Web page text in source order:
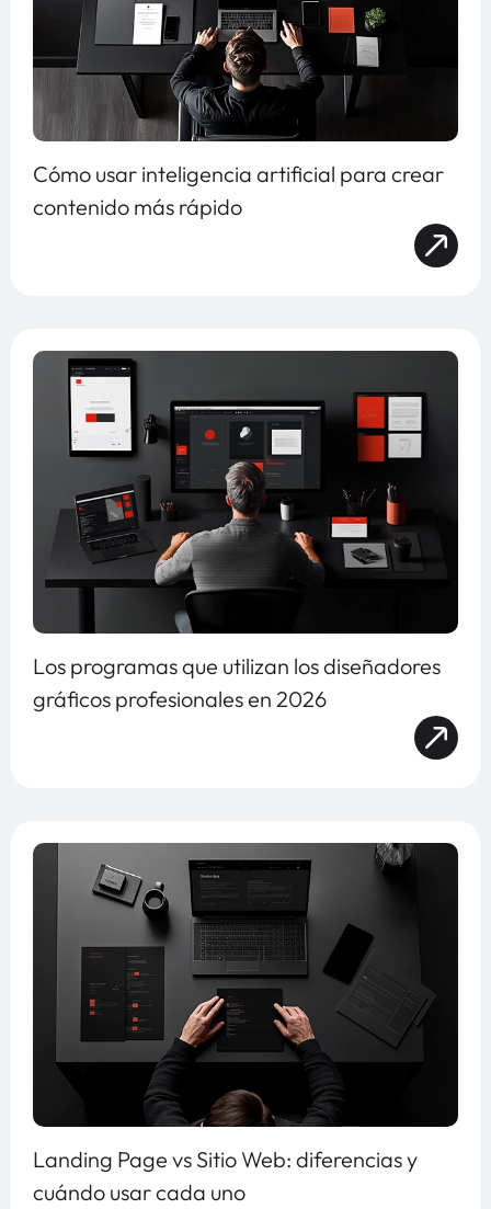
Cómo usar inteligencia artificial para crear
contenido más rápido
Los programas que utilizan los diseñadores
gráficos profesionales en 2026
Landing Page vs Sitio Web: diferencias y
cuándo usar cada uno